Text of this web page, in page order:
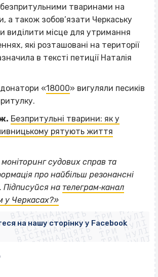
тваринами на
а також зобов’язати Черкаську
виділити місце для утримання
які розташовані на території
в тексті петиції Наталія
«18000» вигуляли песиків
Безпритульні тварини: як у
рятують життя
судових справ та
про найбільш резонансні
на телеграм‐канал
у Черкасах?»
ВІСІМНАДЦЯТЬ ТРИ НУЛІ
ВІСІМНАДЦЯТЬ ТРИ НУЛІ
ВІСІМНАДЦЯТЬ ТРИ НУЛІ
ВІСІМНАДЦЯТЬ ТРИ НУЛІ
ВІСІМНАДЦЯТЬ ТРИ НУЛІ
ВІСІМНАДЦЯТЬ ТРИ НУЛІ
ВІСІМНАДЦЯТЬ ТРИ НУЛІ
ВІСІМНАДЦЯТЬ ТРИ НУЛІ
на нашу сторінку у Facebook